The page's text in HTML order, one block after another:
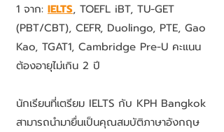
1 จาก: IELTS, TOEFL iBT, TU-GET
(PBT/CBT), CEFR, Duolingo, PTE, Gao
Kao, TGAT1, Cambridge Pre-U คะแนน
ต้องอายุไม่เกิน 2 ปี
นักเรียนที่เตรียม IELTS กับ KPH Bangkok
สามารถนำมายื่นเป็นคุณสมบัติภาษาอังกฤษ